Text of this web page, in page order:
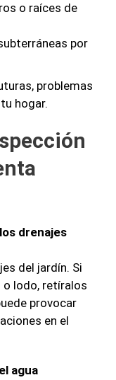
o raíces de
por
problemas
hogar.
drenajes
del jardín. Si
lodo, retíralos
provocar
en el
agua